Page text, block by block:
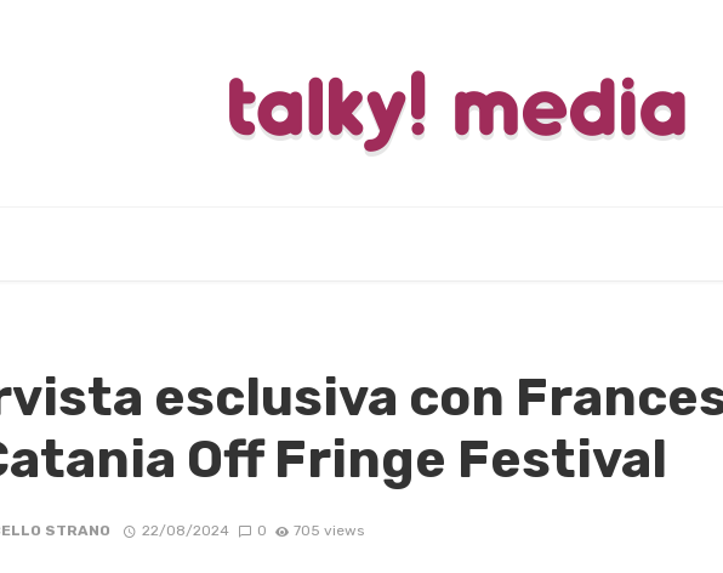
esclusiva con
Off Fringe Festival
STRANO 22/08/2024 0 705 views